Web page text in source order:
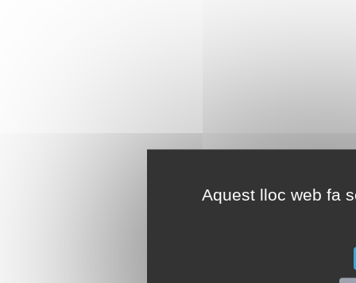
Aquest lloc web fa